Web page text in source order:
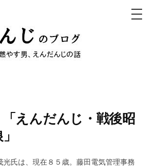
メ
ニ
えんだんじ・戦後昭
光氏は、現在８５歳。藤田電気管理事務